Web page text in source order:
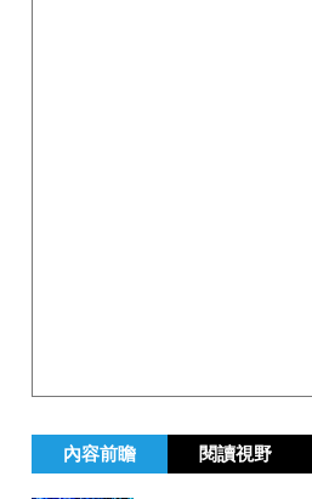
內容前瞻 閱讀視野